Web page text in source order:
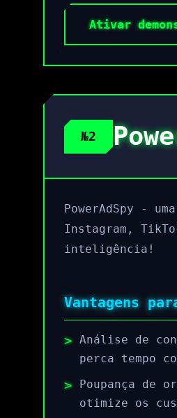
Ativar
№2
PowerAdSpy -
Instagram,
inteligência!
Vantagens
Análise de
perca tempo
Poupança de
otimize os